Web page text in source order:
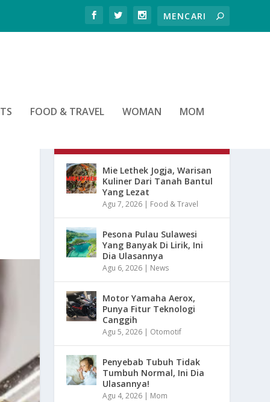
FOOD & TRAVEL WOMAN MOM
Mie Lethek Jogja, Warisan
Kuliner Dari Tanah Bantul
Yang Lezat
Agu 7, 2026 | Food & Travel
Pesona Pulau Sulawesi
Yang Banyak Di Lirik, Ini
Dia Ulasannya
Agu 6, 2026 | News
Motor Yamaha Aerox,
Punya Fitur Teknologi
Canggih
Agu 5, 2026 | Otomotif
Penyebab Tubuh Tidak
Tumbuh Normal, Ini Dia
Ulasannya!
Agu 4, 2026 | Mom